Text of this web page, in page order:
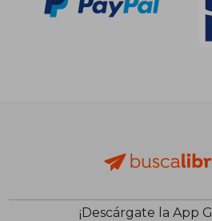
¡Descárgate la App